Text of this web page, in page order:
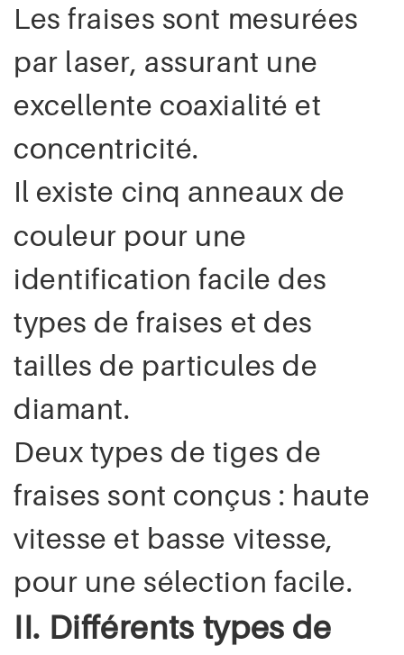
Les fraises sont mesurées
par laser, assurant une
excellente coaxialité et
concentricité.
Il existe cinq anneaux de
couleur pour une
identification facile des
types de fraises et des
tailles de particules de
diamant.
Deux types de tiges de
fraises sont conçus : haute
vitesse et basse vitesse,
pour une sélection facile.
II. Différents types de